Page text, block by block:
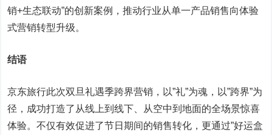
销+生态联动”的创新案例，推动行业从单一产品销售向体验
式营销转型升级。
结语
京东旅行此次双旦礼遇季跨界营销，以”礼”为魂，以”跨界”为
径，成功打造了从线上到线下、从空中到地面的全场景惊喜
体验。不仅有效促进了节日期间的销售转化，更通过”好运盒